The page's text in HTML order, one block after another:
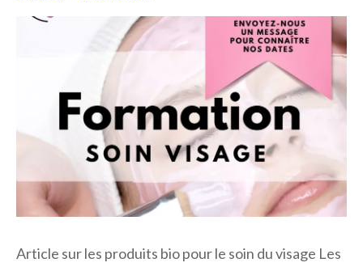
Article sur les produits bio pour le soin du visage Les